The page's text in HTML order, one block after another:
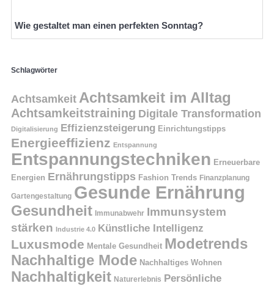
Wie gestaltet man einen perfekten Sonntag?
Schlagwörter
Achtsamkeit Achtsamkeit im Alltag
Achtsamkeitstraining Digitale Transformation
Digitalisierung Effizienzsteigerung Einrichtungstipps
Energieeffizienz Entspannung
Entspannungstechniken Erneuerbare
Energien Ernährungstipps Fashion Trends Finanzplanung
Gartengestaltung Gesunde Ernährung
Gesundheit Immunabwehr Immunsystem
stärken
Industrie 4.0 Künstliche Intelligenz
Luxusmode Mentale Gesundheit Modetrends
Nachhaltige Mode Nachhaltiges Wohnen
Nachhaltigkeit Naturerlebnis Persönliche